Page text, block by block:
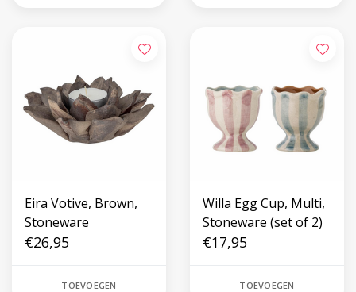
Eira Votive, Brown,
Stoneware
€26,95
TOEVOEGEN
Willa Egg Cup, Multi,
Stoneware (set of 2)
€17,95
TOEVOEGEN